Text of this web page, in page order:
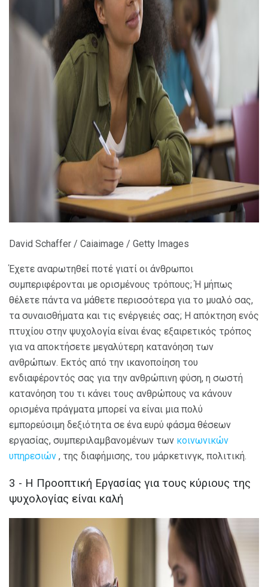
ad
David Schaffer / Caiaimage / Getty Images
Έχετε αναρωτηθεί ποτέ γιατί οι άνθρωποι
συμπεριφέρονται με ορισμένους τρόπους; Ή μήπως
θέλετε πάντα να μάθετε περισσότερα για το μυαλό σας,
τα συναισθήματα και τις ενέργειές σας; Η απόκτηση ενός
πτυχίου στην ψυχολογία είναι ένας εξαιρετικός τρόπος
για να αποκτήσετε μεγαλύτερη κατανόηση των
ανθρώπων. Εκτός από την ικανοποίηση του
ενδιαφέροντός σας για την ανθρώπινη φύση, η σωστή
κατανόηση του τι κάνει τους ανθρώπους να κάνουν
ορισμένα πράγματα μπορεί να είναι μια πολύ
εμπορεύσιμη δεξιότητα σε ένα ευρύ φάσμα θέσεων
εργασίας, συμπεριλαμβανομένων των κοινωνικών
υπηρεσιών , της διαφήμισης, του μάρκετινγκ, πολιτική.
3 - Η Προοπτική Εργασίας για τους κύριους της
ψυχολογίας είναι καλή